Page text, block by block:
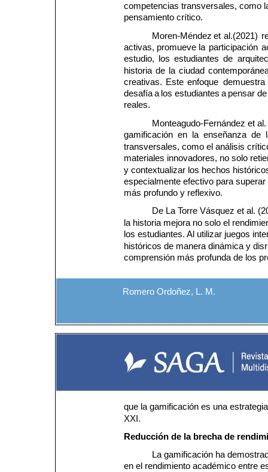
Romero Ordoñez, L. M.
competencias transversales, como
pensamiento crítico.
Moren-Méndez et al.(2021)
activas, promueve la participación
estudio,
los estudiantes de
historia de la ciudad
creativas. Este enfoque demuestra
desafía a los estudiantes a pensar
reales.
Monteagudo-Fernández et
gamificación  en  la  enseñanza  de
transversales, como el análisis
materiales innovadores, no solo
y contextualizar los hechos
especialmente efectivo para
más profundo y reflexivo.
De La Torre Vásquez et al.
la historia mejora no solo el
los estudiantes. Al utilizar juegos
históricos de manera dinámica y
comprensión más profunda de los
que la gamificación es una
XXI.
Reducción de la brecha de
La gamificación ha
en el rendimiento académico entre